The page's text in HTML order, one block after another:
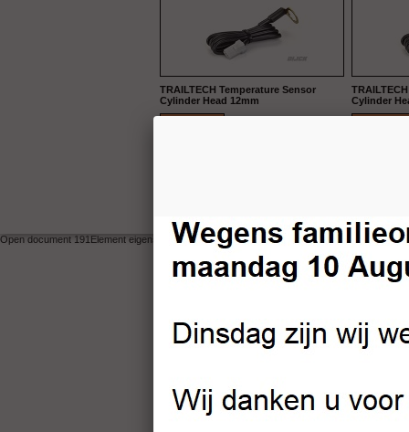
TRAILTECH Temperature Sensor
Cylinder Head 12mm
Cylinder
Open document 191Element eigenschappen:- Element SPAN (hkj)